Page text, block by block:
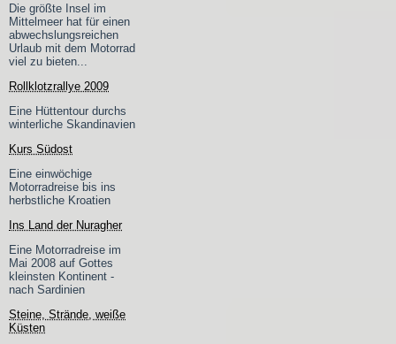
Die größte Insel im
Mittelmeer hat für einen
abwechslungsreichen
Urlaub mit dem Motorrad
viel zu bieten...
Rollklotzrallye 2009
Eine Hüttentour durchs
winterliche Skandinavien
Kurs Südost
Eine einwöchige
Motorradreise bis ins
herbstliche Kroatien
Ins Land der Nuragher
Eine Motorradreise im
Mai 2008 auf Gottes
kleinsten Kontinent -
nach Sardinien
Steine, Strände, weiße
Küsten